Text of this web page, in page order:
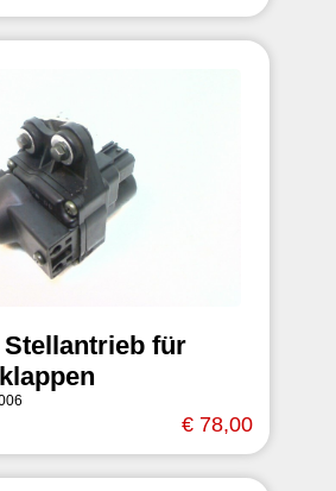
Stellantrieb für
€ 78,00